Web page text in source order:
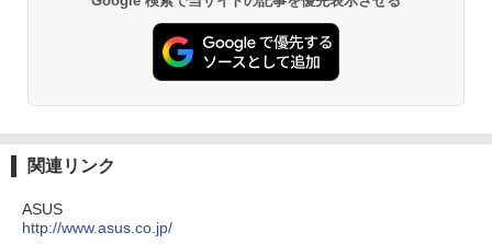
関連リンク
ASUS
http://www.asus.co.jp/